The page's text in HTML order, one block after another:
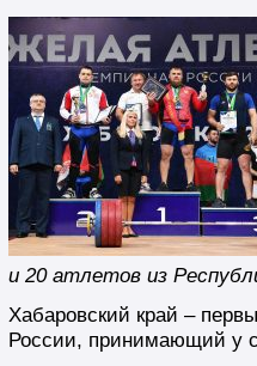
и 20 атлетов из
Хабаровский край –
России, принимающий у